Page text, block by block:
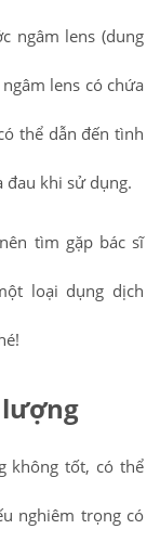
ngâm lens (dung
lens có chứa
thể dẫn đến tình
đau khi sử dụng.
tìm gặp bác sĩ
loại dụng dịch
không tốt, có thể
nghiêm trọng có